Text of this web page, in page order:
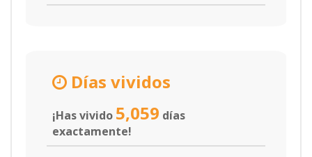
Días vividos
¡Has vivido 5,059 días
exactamente!